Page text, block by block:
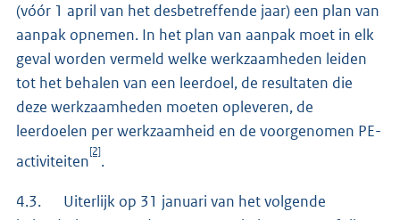
(vóór 1 april van het desbetreffende jaar) een plan van
aanpak opnemen. In het plan van aanpak moet in elk
geval worden vermeld welke werkzaamheden leiden
tot het behalen van een leerdoel, de resultaten die
deze werkzaamheden moeten opleveren, de
leerdoelen per werkzaamheid en de voorgenomen PE-
activiteiten
[2]
.
4.3. Uiterlijk op 31 januari van het volgende